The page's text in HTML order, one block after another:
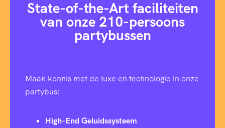
State-of-the-Art faciliteiten
van onze 210-persoons
partybussen
Maak kennis met de luxe en technologie in onze
partybus:
High-End Geluidssysteem